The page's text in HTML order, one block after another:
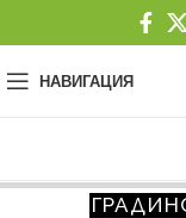
НАВИГАЦИЯ